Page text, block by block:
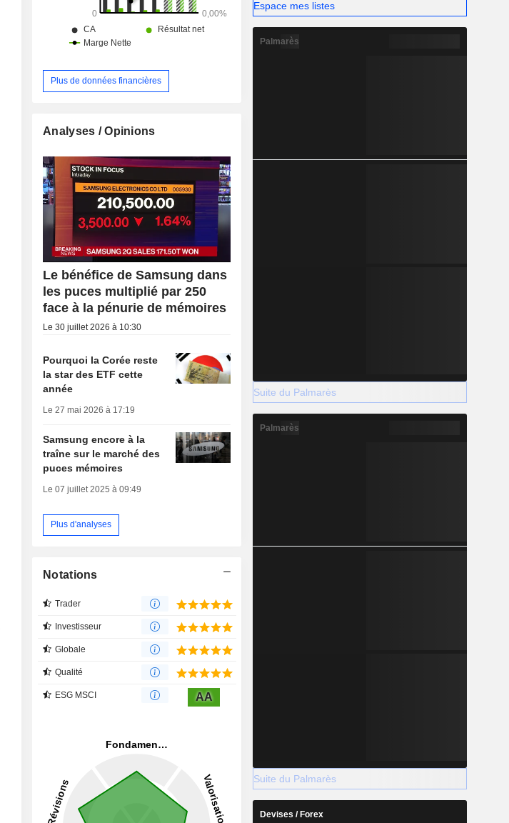
Plus de données financières
Analyses / Opinions
Le bénéfice de Samsung dans
les puces multiplié par 250
face à la pénurie de mémoires
Le 30 juillet 2026 à 10:30
Pourquoi la Corée reste
la star des ETF cette
année
Le 27 mai 2026 à 17:19
Samsung encore à la
traîne sur le marché des
puces mémoires
Le 07 juillet 2025 à 09:49
Plus d'analyses
Notations
Trader
Investisseur
Globale
Qualité
ESG MSCI AA
Espace mes listes
Palmarès
Suite du Palmarès
Palmarès
Suite du Palmarès
Devises / Forex